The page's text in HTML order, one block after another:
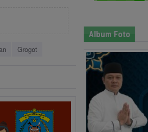
Grogot
Album Foto